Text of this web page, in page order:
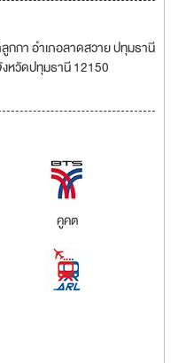
กกา อำเภอลาดสวาย ปทุมธานี
หวัดปทุมธานี 12150
คูคต